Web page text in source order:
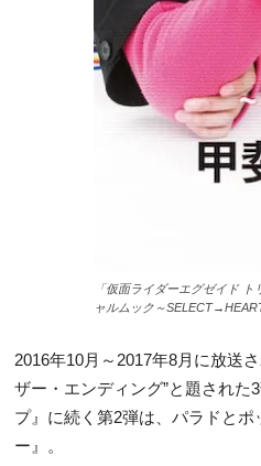
「仮面ライダーエグゼイド
ャルムック～
2016年10月～2017年8月に放送
ザー・エンディング”と題された
プ』に続く第2弾は、パラドと
ー』。